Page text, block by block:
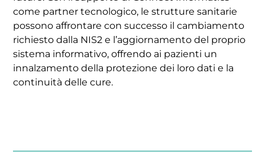
come partner tecnologico, le strutture sanitarie
possono affrontare con successo il cambiamento
richiesto dalla NIS2 e l’aggiornamento del proprio
sistema informativo, offrendo ai pazienti un
innalzamento della protezione dei loro dati e la
continuità delle cure.